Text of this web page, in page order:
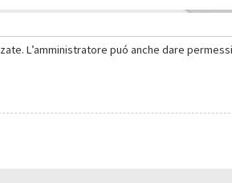
L’amministratore puó anche dare